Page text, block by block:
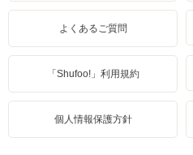
よくあるご質問
「Shufoo!」利用規約
個人情報保護方針